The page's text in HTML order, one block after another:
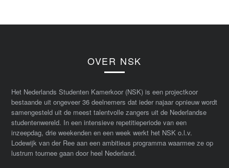
OVER NSK
Het Nederlands Studenten Kamerkoor (NSK) is een projectkoor
bestaande uit ongeveer 36 deelnemers dat ieder najaar opnieuw wordt
samengesteld uit de meest talentvolle zangers uit de Nederlandse
studentenwereld. In een intensieve repetitieperiode van een
inzeepdag, drie weekenden en een week werkt het NSK o.l.v.
Lodewijk van der Ree aan een ambitieus programma waarmee ze op
lustrum tournee gaan door heel Nederland.